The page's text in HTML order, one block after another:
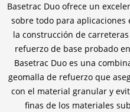
Basetrac Duo ofrece un
sobre todo para aplicaciones
la construcción de
refuerzo de base probado
Basetrac Duo es una
geomalla de refuerzo que
con el material granular y
finas de los materiales